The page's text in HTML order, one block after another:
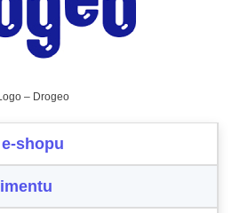
Logo – Drogeo
shopu